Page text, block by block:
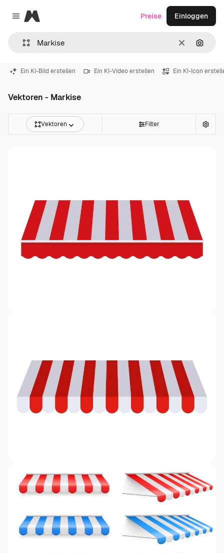
Close menu
Magnific
LöschenNach
Preise Einloggen
Ein KI-Bild erstellen Ein KI-Video erstellen Ein KI-Icon
Vektoren - Markise
Vektoren Filter